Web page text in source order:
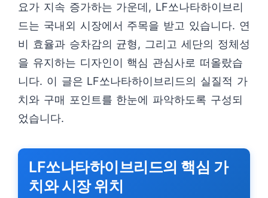
요가 지속 증가하는 가운데, LF쏘나타하이브리
드는 국내외 시장에서 주목을 받고 있습니다. 연
비 효율과 승차감의 균형, 그리고 세단의 정체성
을 유지하는 디자인이 핵심 관심사로 떠올랐습
니다. 이 글은 LF쏘나타하이브리드의 실질적 가
치와 구매 포인트를 한눈에 파악하도록 구성되
었습니다.
LF쏘나타하이브리드의 핵심 가
치와 시장 위치